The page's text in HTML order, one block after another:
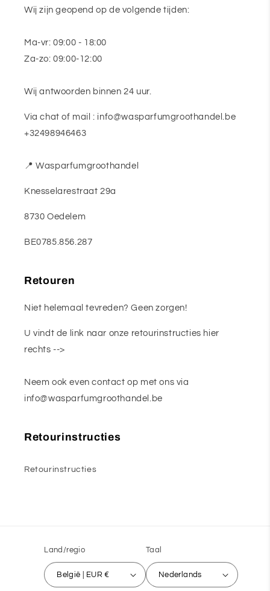
Wij zijn geopend op de volgende tijden:
Ma-vr: 09:00 - 18:00
Za-zo: 09:00-12:00
Wij antwoorden binnen 24 uur.
Via chat of mail : info@wasparfumgroothandel.be
+32498946463
📍 Wasparfumgroothandel
Knesselarestraat 29a
8730 Oedelem
BE0785.856.287
Retouren
Niet helemaal tevreden? Geen zorgen!
U vindt de link naar onze retourinstructies hier
rechts -->
Neem ook even contact op met ons via
info@wasparfumgroothandel.be
Retourinstructies
Retourinstructies
Land/regio
België | EUR €
Taal
Nederlands